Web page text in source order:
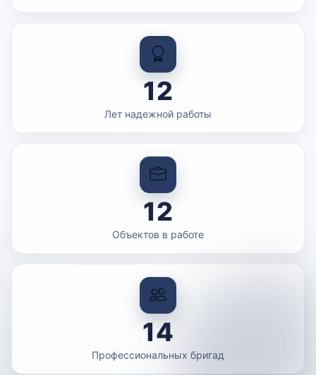
12
Лет надежной работы
12
Объектов в работе
14
Профессиональных бригад